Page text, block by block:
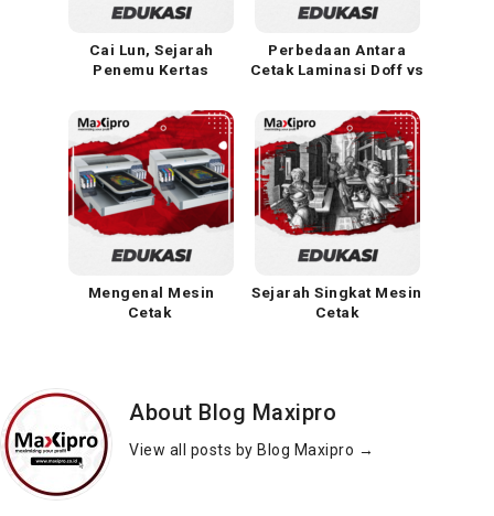
Cai Lun, Sejarah
Penemu Kertas
Perbedaan Antara
Cetak Laminasi Doff vs
Mengenal Mesin
Cetak
Sejarah Singkat Mesin
Cetak
About Blog Maxipro
View all posts by Blog Maxipro →